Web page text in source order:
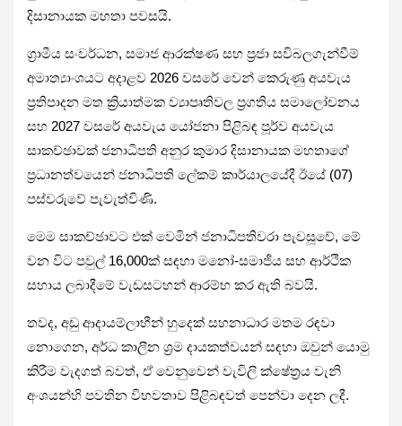
දිසානායක මහතා පවසයි.
ග්‍රාමීය සංවර්ධන, සමාජ ආරක්ෂණ සහ ප්‍රජා සවිබලගැන්වීම්
අමාත්‍යාංශයට අදාළව 2026 වසරේ වෙන් කෙරුණු අයවැය
ප්‍රතිපාදන මත ක්‍රියාත්මක ව්‍යාපෘතිවල ප්‍රගතිය සමාලෝචනය
සහ 2027 වසරේ අයවැය යෝජනා පිළිබඳ පූර්ව අයවැය
සාකච්ඡාවක් ජනාධිපති අනුර කුමාර දිසානායක මහතාගේ
ප්‍රධානත්වයෙන් ජනාධිපති ලේකම් කාර්යාලයේදී ඊයේ (07)
පස්වරුවේ පැවැත්විණි.
මෙම සාකච්ඡාවට එක් වෙමින් ජනාධිපතිවරා පැවසූවේ, මේ
වන විට පවුල් 16,000ක් සඳහා මනෝ-සමාජීය සහ ආර්ථික
සහාය ලබාදීමේ වැඩසටහන් ආරම්භ කර ඇති බවයි.
තවද, අඩු ආදායම්ලාභීන් හුදෙක් සහනාධාර මතම රඳවා
නොගෙන, අර්ධ කාලීන ශ්‍රම දායකත්වයන් සඳහා ඔවුන් යොමු
කිරීම වැදගත් බවත්, ඒ වෙනුවෙන් වැවිලි ක්ෂේත්‍රය වැනි
අංශයන්හි පවතින විභවතාව පිළිබඳවත් පෙන්වා දෙන ලදී.